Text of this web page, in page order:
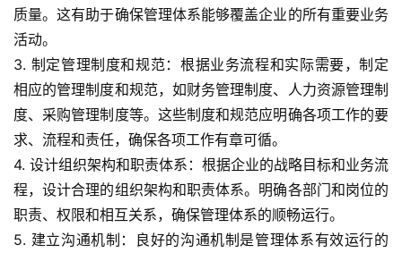
首
页
新
闻
资
讯
质量。这有助于确保管理体系能够覆盖企业的所有重要业务
活动。
3. 制定管理制度和规范：根据业务流程和实际需要，制定
相应的管理制度和规范，如财务管理制度、人力资源管理制
度、采购管理制度等。这些制度和规范应明确各项工作的要
求、流程和责任，确保各项工作有章可循。
4. 设计组织架构和职责体系：根据企业的战略目标和业务流
程，设计合理的组织架构和职责体系。明确各部门和岗位的
职责、权限和相互关系，确保管理体系的顺畅运行。
5. 建立沟通机制：良好的沟通机制是管理体系有效运行的